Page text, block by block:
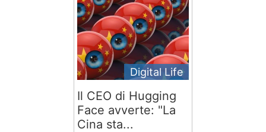
Digital Life
Il CEO di Hugging
Face avverte: "La
Cina sta...